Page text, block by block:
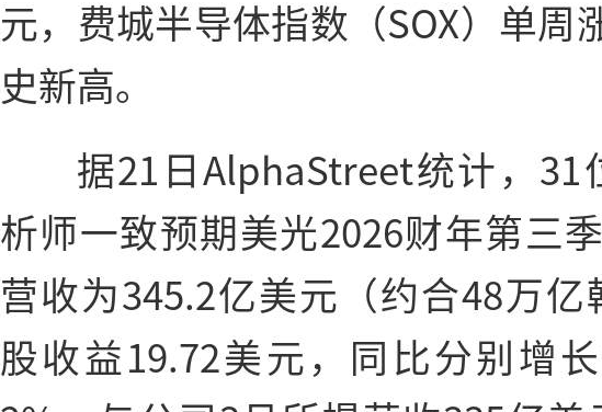
元，费城半导体指数（SOX）单周
史新高。
据21日AlphaStreet统计，31
析师一致预期美光2026财年第三季
营收为345.2亿美元（约合48万亿
股收益19.72美元，同比分别增